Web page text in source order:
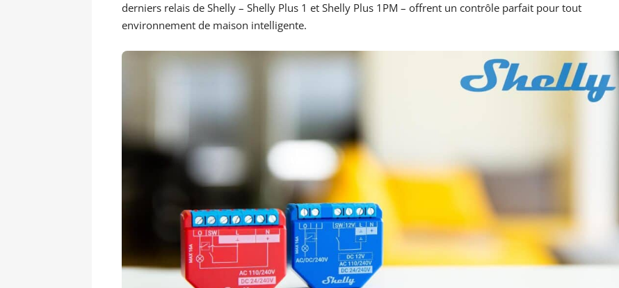
derniers relais de Shelly – Shelly Plus 1 et Shelly Plus 1PM – offrent un contrôle parfait pour tout
environnement de maison intelligente.